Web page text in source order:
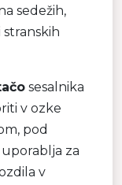
sedežih,
sesalnika
v ozke
pod
za
v